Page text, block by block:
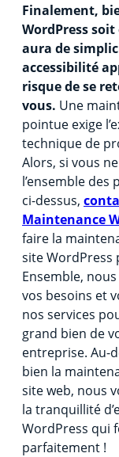
Finalement,
WordPress
aura de
accessibilité
risque de se
vous. Une
pointue exige
technique de
Alors, si vous
l’ensemble des
ci-dessus,
Maintenance
faire la
site WordPress
Ensemble,
vos besoins et
nos services
grand bien de
entreprise. Au-
bien la
site web, nous
la tranquillité
WordPress qui
parfaitement !